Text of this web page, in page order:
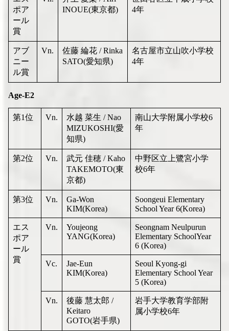
ポア
ール
賞
INOUE(東京都)
4年
アブ
ニー
ル賞
Vn.
佐藤 綸花 / Rinka
SATO(愛知県)
名古屋市立山吹小学校
4年
Age-E2
第1位 Vn.
水越 菜生 / Nao
MIZUKOSHI(愛
知県)
南山大学附属小学校6
年
第2位 Vn.
武元 佳穂 / Kaho
TAKEMOTO(東
京都)
中野区立上鷺宮小学
校6年
第3位 Vn.
Ga-Won
KIM(Korea)
Soongeui Elementary
School Year 6(Korea)
エス
ポア
ール
賞
Vn.
Youjeong
YANG(Korea)
Seongnam Neulpurun
Elementary SchoolYear
6 (Korea)
Vc.
Jae-Eun
KIM(Korea)
Seoul Kyong-gi
Elementary School Year
5 (Korea)
Vn.
後藤 慧太郎 /
Keitaro
GOTO(岩手県)
岩手大学教育学部附
属小学校6年